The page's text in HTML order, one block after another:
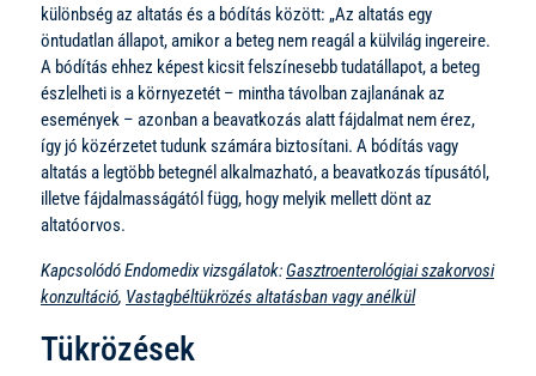
különbség az altatás és a bódítás között: „Az altatás egy
öntudatlan állapot, amikor a beteg nem reagál a külvilág ingereire.
A bódítás ehhez képest kicsit felszínesebb tudatállapot, a beteg
észlelheti is a környezetét – mintha távolban zajlanának az
események – azonban a beavatkozás alatt fájdalmat nem érez,
így jó közérzetet tudunk számára biztosítani. A bódítás vagy
altatás a legtöbb betegnél alkalmazható, a beavatkozás típusától,
illetve fájdalmasságától függ, hogy melyik mellett dönt az
altatóorvos.
Kapcsolódó Endomedix vizsgálatok:Gasztroenterológiai szakorvosi
konzultáció, Vastagbéltükrözés altatásban vagy anélkül
Tükrözések